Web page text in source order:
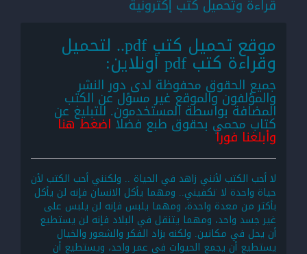
قراءة وتحميل كتب إكترونية
موقع تحميل كتب pdf.. لتحميل
وقراءة كتب pdf أونلاين:
جميع الحقوق محفوظة لدى دور النشر
والمؤلفون والموقع غير مسؤل عن الكتب
المضافة بواسطة المستخدمون. للتبليغ عن
كتاب محمي بحقوق طبع فضلااضغط هنا
وأبلغنا فوراً
لا أحب الكتب لأنني زاهد في الحياة .. ولكنني أحب الكتب لأن
حياة واحدة لا تكفيني.. ومهما يأكل الانسان فإنه لن يأكل
بأكثر من معدة واحدة، ومهما يلبس فإنه لن يلبس على
غير جسد واحد، ومهما يتنقل في البلاد فإنه لن يستطيع
أن يحل في مكانين. ولكنه بزاد الفكر والشعور والخيال
يستطيع أن يجمع الحيوات في عمر واحد، ويستطيع أن